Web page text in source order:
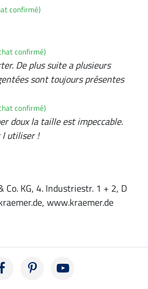
confirmé)
confirmé)
De plus suite a plusieurs
sont toujours présentes
confirmé)
doux la taille est impeccable.
l utiliser !
Co. KG, 4. Industriestr. 1 + 2, D
www.kraemer.de